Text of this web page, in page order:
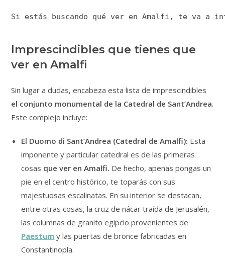
Si estás buscando qué ver en Amalfi, te va a
Imprescindibles que tienes que
ver en Amalfi
Sin lugar a dudas, encabeza esta lista de imprescindibles
el conjunto monumental de la Catedral de Sant’Andrea.
Este complejo incluye:
El Duomo di Sant’Andrea (Catedral de Amalfi): Esta
imponente y particular catedral es de las primeras
cosas que ver en Amalfi. De hecho, apenas pongas un
pie en el centro histórico, te toparás con sus
majestuosas escalinatas. En su interior se destacan,
entre otras cosas, la cruz de nácar traída de Jerusalén,
las columnas de granito egipcio provenientes de
Paestum y las puertas de bronce fabricadas en
Constantinopla.